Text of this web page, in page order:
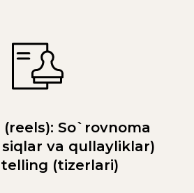
(reels): So`rovnoma
va qullayliklar)
(tizerlari)